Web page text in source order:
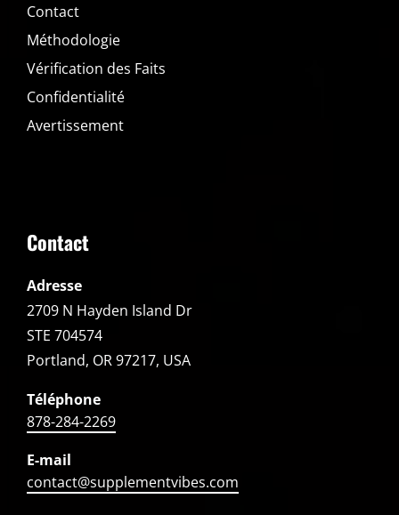
Contact
Méthodologie
Vérification des Faits
Confidentialité
Avertissement
Contact
Adresse
2709 N Hayden Island Dr
STE 704574
Portland, OR 97217, USA
Téléphone
878-284-2269
E-mail
contact@supplementvibes.com